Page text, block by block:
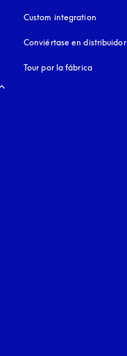
Custom integration
Conviértase en distribuidor
Tour por la fábrica